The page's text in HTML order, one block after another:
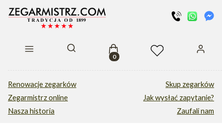
Otwórz wyszukiwarkęProdukty w koszyku: 0. Zobacz
Renowacje zegarków
Zegarmistrz online
Nasza historia
Skup zegarków
Jak wysłać zapytanie?
Zaufali nam